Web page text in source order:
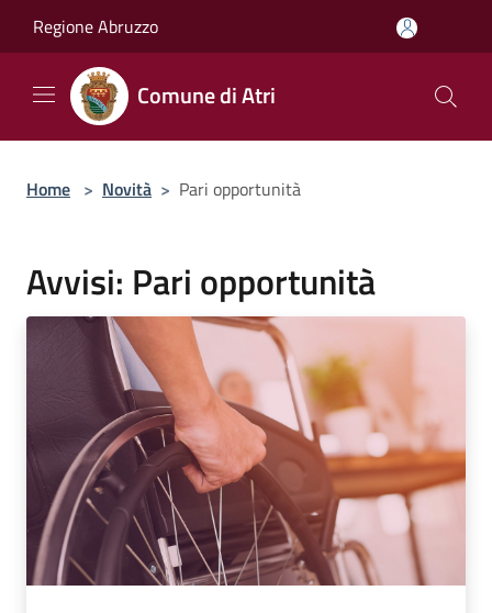
Regione Abruzzo
Comune di Atri
Home > Novità > Pari opportunità
Avvisi: Pari opportunità